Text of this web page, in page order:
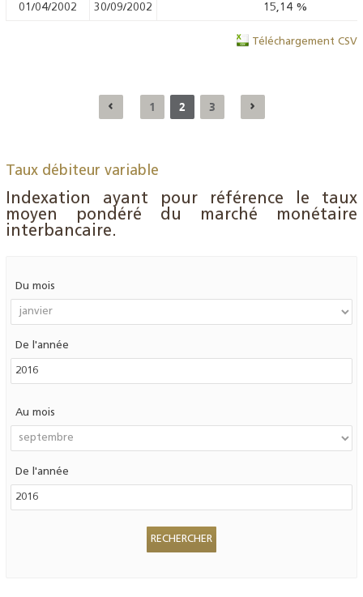
01/04/2002 30/09/2002 15,14 %
Téléchargement CSV
1 2 3
Taux débiteur variable
Indexation ayant pour référence le taux
moyen pondéré du marché monétaire
interbancaire.
Du mois
De l'année
Au mois
De l'année